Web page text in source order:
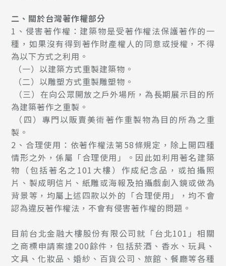
二、關於台灣著作權部分
1、侵害著作權：建築物是受著作權法保護著作的一
種，如果沒有得到著作財產權人的同意或授權，不得
為以下方式之利用。
（一）以建築方式重製建築物。
（二）以雕塑方式重製雕塑物。
（三）在向公眾開放之戶外場所，為長期展示目的所
為建築著作之重製。
（四）專門以販賣美術著作重製物為目的所為之重
製。
2、合理使用：依著作權法第58條規定，除上開四種
情形之外，係屬「合理使用」。因此如利用著名建築
物（包括著名之101大樓）作成紀念品，或拍攝照
片、製成明信片、紙雕或海報及拍攝戲劇入鏡或做為
背景等，均屬上述四款以外的「合理使用」，均不會
認為違反著作權法，不會有侵害著作權的問題。
目前台北金融大樓股份有限公司就「台北101」相關
之商標申請案達200餘件，包括菸酒、香水、玩具、
文具、化妝品、婚紗、百貨公司、旅館、餐廳等各種